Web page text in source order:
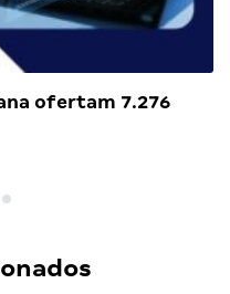
ofertam 7.276